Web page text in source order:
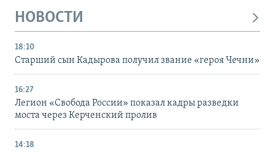
НОВОСТИ
18:10
Старший сын Кадырова получил звание «героя Чечни»
16:27
Легион «Свобода России» показал кадры разведки
моста через Керченский пролив
14:18